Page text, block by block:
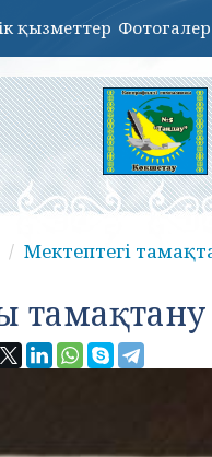
қызметтер
Мектептегі
тамақтану